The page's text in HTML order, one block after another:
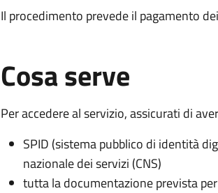
Il procedimento prevede il pagamento
Cosa serve
Per accedere al servizio, assicurati di
SPID (sistema pubblico di identità
nazionale dei servizi (CNS)
tutta la documentazione prevista